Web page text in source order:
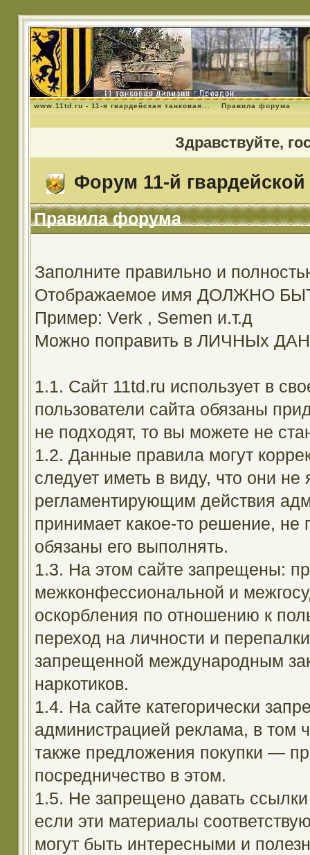
www.11td.ru - 11-я гвардейская танковая... Правила форума
Здравствуйте,
Форум 11-й гвардейской
Правила форума
Заполните правильно и
Отображаемое имя ДОЛЖНО
Пример: Verk , Semen и.т.д
Можно поправить в ЛИЧНЫх
1.1. Сайт 11td.ru использует в
пользователи сайта обязаны
не подходят, то вы можете не
1.2. Данные правила могут
следует иметь в виду, что они
регламентирующим действия
принимает какое-то решение, не
обязаны его выполнять.
1.3. На этом сайте запрещены:
межконфессиональной и
оскорбления по отношению к
переход на личности и
запрещенной международным
наркотиков.
1.4. На сайте категорически
администрацией реклама, в том
также предложения покупки —
посредничество в этом.
1.5. Не запрещено давать
если эти материалы
могут быть интересными и